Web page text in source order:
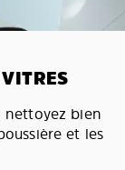
nettoyez bien
et les